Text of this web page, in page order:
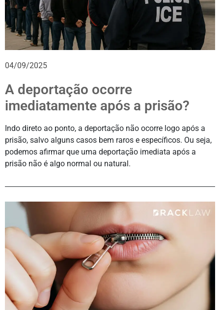
04/09/2025
A deportação ocorre
imediatamente após a prisão?
Indo direto ao ponto, a deportação não ocorre logo após a
prisão, salvo alguns casos bem raros e específicos. Ou seja,
podemos afirmar que uma deportação imediata após a
prisão não é algo normal ou natural.